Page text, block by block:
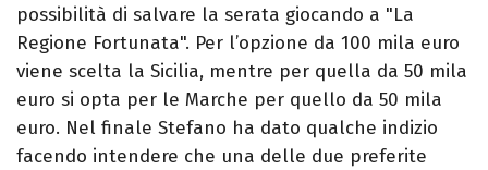
possibilità di salvare la serata giocando a "La
Regione Fortunata". Per l’opzione da 100 mila euro
viene scelta la Sicilia, mentre per quella da 50 mila
euro si opta per le Marche per quello da 50 mila
euro. Nel finale Stefano ha dato qualche indizio
facendo intendere che una delle due preferite